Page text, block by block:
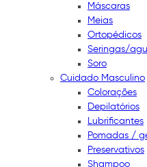
Máscaras
Meias
Ortopédicos
Seringas/
Soro
Cuidado Masculino
Colorações
Depilatórios
Lubrificantes
Pomadas /
Preservativos
Shampoo